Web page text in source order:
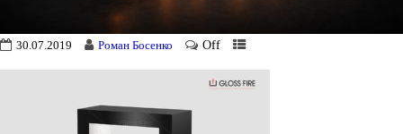
30.07.2019 Роман Босенко Off